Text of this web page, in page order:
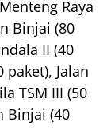
Raya
Binjai (80
II (40
paket), Jalan
TSM III (50
Binjai (40